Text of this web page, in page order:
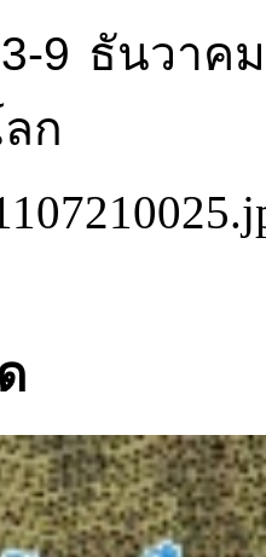
ฬาสาธิตส
9 ธันวาค
ก